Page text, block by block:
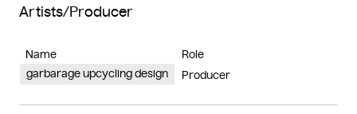
Artists/Producer
Name
Role
garbarage upcycling design
Producer